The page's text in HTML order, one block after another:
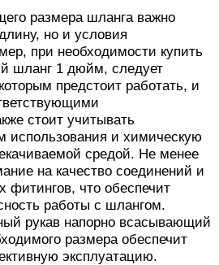
размера шланга важно
но и условия
при необходимости купить
шланг 1 дюйм, следует
предстоит работать, и
стоит учитывать
использования и химическую
средой. Не менее
на качество соединений и
фитингов, что обеспечит
работы с шлангом.
рукав напорно всасывающий
размера обеспечит
эксплуатацию.